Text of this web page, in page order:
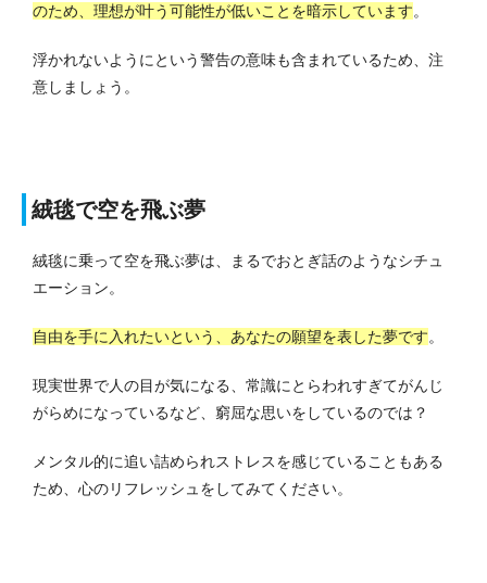
のため、理想が叶う可能性が低いことを暗示しています。
浮かれないようにという警告の意味も含まれているため、注
意しましょう。
絨毯で空を飛ぶ夢
絨毯に乗って空を飛ぶ夢は、まるでおとぎ話のようなシチュ
エーション。
自由を手に入れたいという、あなたの願望を表した夢です。
現実世界で人の目が気になる、常識にとらわれすぎてがんじ
がらめになっているなど、窮屈な思いをしているのでは？
メンタル的に追い詰められストレスを感じていることもある
ため、心のリフレッシュをしてみてください。